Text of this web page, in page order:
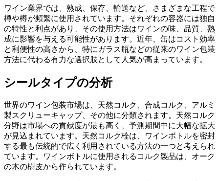
ワイン業界では、熟成、保存、輸送など、さまざまな工程で
樽や樽が頻繁に使用されています。それぞれの容器には独自
の特性と利点があり、その使用方法はワインの味、品質、熟
成に影響を与える可能性があります。近年、缶はコスト効率
と利便性の高さから、特にガラス瓶などの従来のワイン包装
方法に代わる有力な選択肢として人気が高まっています。
シールタイプの分析
世界のワイン包装市場は、天然コルク、合成コルク、アルミ
製スクリューキャップ、その他に分類されます。天然コルク
分野は市場への貢献度が最も高く、予測期間中に大幅な拡大
が見込まれています。天然コルク栓は、ワインボトルを密封
する最も伝統的で広く利用されている方法の一つと考えられ
ています。ワインボトルに使用されるコルク製品は、オーク
の木の樹皮から作られています。